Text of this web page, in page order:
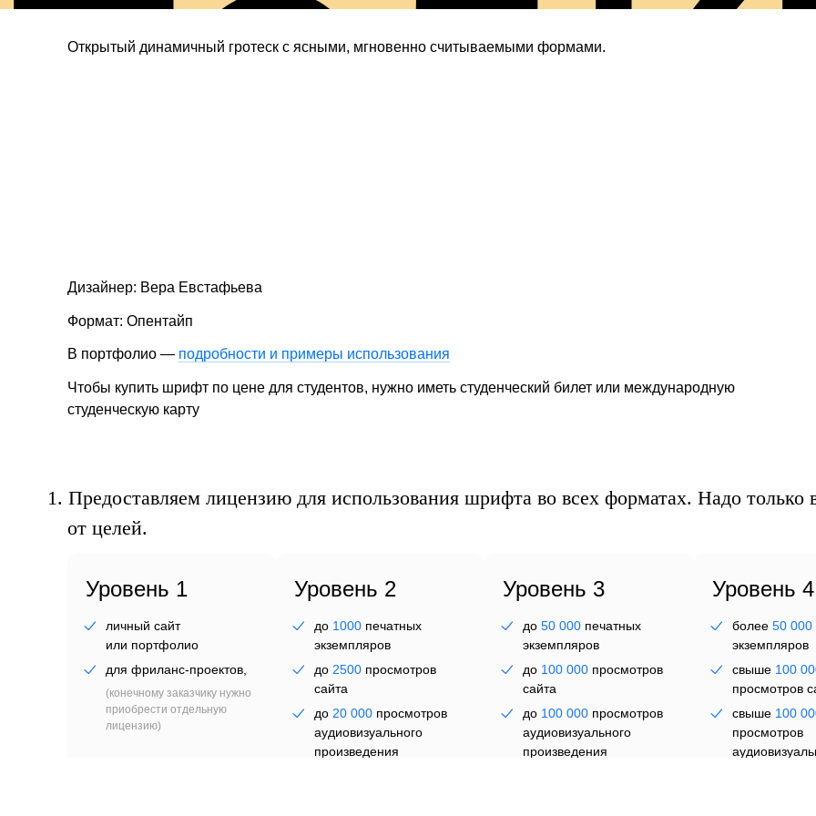
Открытый динамичный гротеск с ясными, мгновенно считываемыми формами.
Дизайнер: Вера Евстафьева
Формат: Опентайп
В портфолио — подробности и примеры использования
Чтобы купить шрифт по цене для студентов, нужно иметь студенческий билет или международную
студенческую карту
1. Предоставляем лицензию для использования шрифта во всех форматах. Надо только
от целей.
Уровень 1
личный сайт
или портфолио
для фриланс-проектов,
(конечному заказчику нужно
приобрести отдельную
лицензию)
Уровень 2
до 1000 печатных
экземпляров
до 2500 просмотров
сайта
до 20 000 просмотров
аудиовизуального
произведения
Уровень 3
до50 000 печатных
экземпляров
до 100 000 просмотров
сайта
до 100 000 просмотров
аудиовизуального
произведения
Уровень 4
более 50 000
экземпляров
свыше 100
просмотров
свыше 100
просмотров